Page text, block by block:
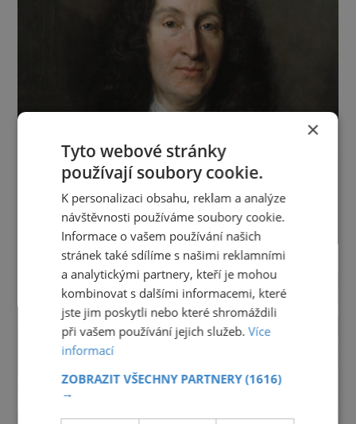
×
Tyto webové stránky
používají soubory cookie.
K personalizaci obsahu, reklam a analýze
návštěvnosti používáme soubory cookie.
Informace o vašem používání našich
stránek také sdílíme s našimi reklamními
a analytickými partnery, kteří je mohou
kombinovat s dalšími informacemi, které
jste jim poskytli nebo které shromáždili
při vašem používání jejich služeb.Více
informací
ZOBRAZIT VŠECHNY PARTNERY(1616)
→